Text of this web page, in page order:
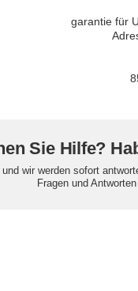
garantie für
Sie Hilfe?
wir werden sofort
Fragen und